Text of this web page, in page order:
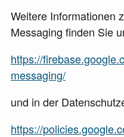
Weitere Informationen
Messaging finden Sie
https://
messaging/
und in der
https://